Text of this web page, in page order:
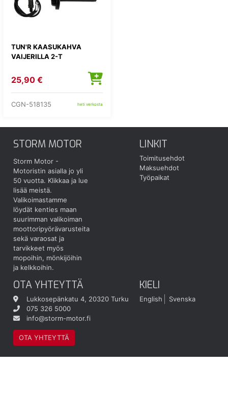
TUN'R KAASUKAHVA
VAIJERILLA 2-T
25,90 €
CGN-518135 heti verkosta
STORM MOTOR
Storm Motor -
Motoristin asialla jo yli
50 vuotta. Klikkaa ja lue
lisää meistä.
Valikoimastamme
löydät kenties maan
suurimman valikoiman
moottoripyörävarusteita
sekä varaosat ja
tarvikkeet myös
mopoihin, mönkijöihin
ja kelkkoihin.
LINKIT
Toimitusehdot
Maksuehdot
Työpaikat
OTA YHTEYTTÄ
Lukkosepänkatu 4, 20320 Turku
075 326 5000
info@storm-motor.fi
OTA YHTEYTTÄ
KIELI
English Svenska